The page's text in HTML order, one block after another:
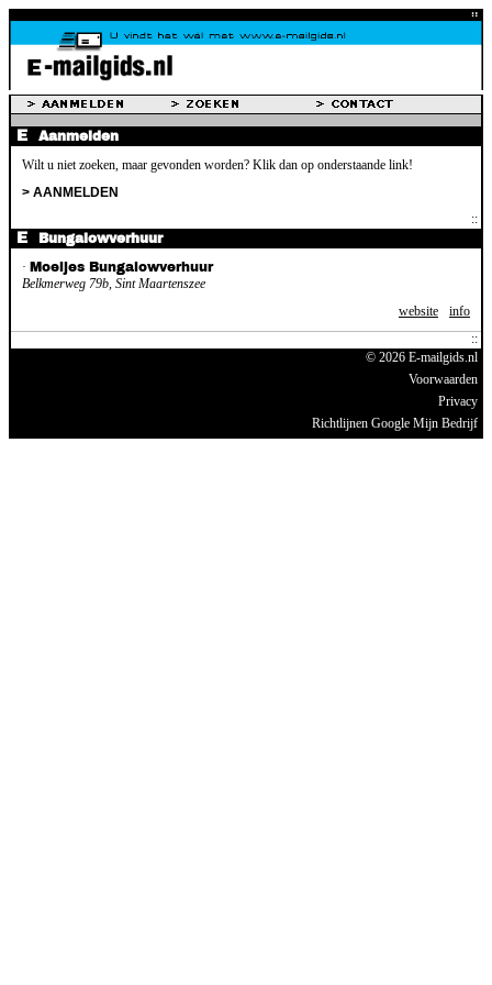
Aanmelden
Wilt u niet zoeken, maar gevonden worden? Klik dan op onderstaande link!
> AANMELDEN
Bungalowverhuur
· Moeijes Bungalowverhuur
Belkmerweg 79b, Sint Maartenszee
website
info
© 2026 E-mailgids.nl
Voorwaarden
Privacy
Richtlijnen Google Mijn Bedrijf